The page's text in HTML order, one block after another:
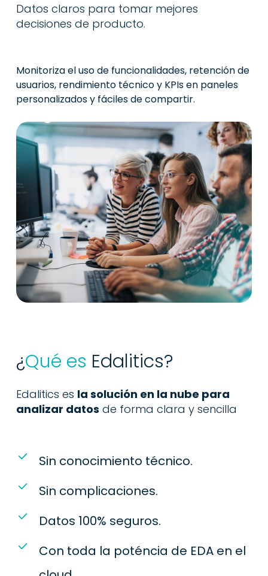
Datos claros para tomar mejores
decisiones de producto.
Monitoriza el uso de funcionalidades, retención de
usuarios, rendimiento técnico y KPIs en paneles
personalizados y fáciles de compartir.
¿Qué es Edalitics?
Edalitics es la solución en la nube para
analizar datos de forma clara y sencilla
Sin conocimiento técnico.
Sin complicaciones.
Datos 100% seguros.
Con toda la poténcia de EDA en el